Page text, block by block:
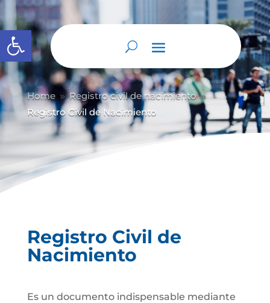
Abrir barra de herramientas
Home 9 Registro civil de nacimiento 9
Registro Civil de Nacimiento
Registro Civil de
Nacimiento
Es un documento indispensable mediante